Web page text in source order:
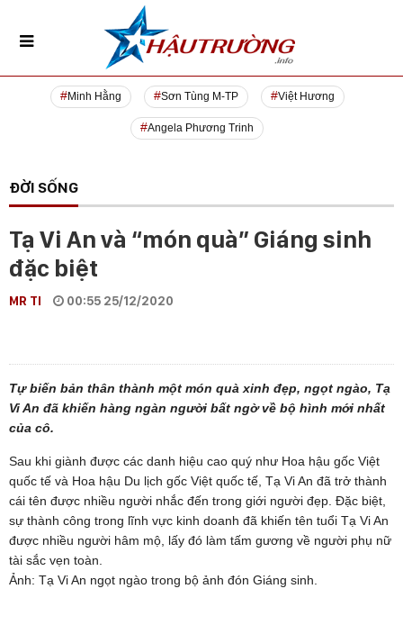
Minh Hằng Sơn Tùng M-TP Việt Hương
Angela Phương Trinh
ĐỜI SỐNG
Tạ Vi An và “món quà” Giáng sinh
đặc biệt
MR TI 00:55 25/12/2020
Tự biến bản thân thành một món quà xinh đẹp, ngọt ngào, Tạ
Vi An đã khiến hàng ngàn người bất ngờ về bộ hình mới nhất
của cô.
Sau khi giành được các danh hiệu cao quý như Hoa hậu gốc Việt
quốc tế và Hoa hậu Du lịch gốc Việt quốc tế, Tạ Vi An đã trở thành
cái tên được nhiều người nhắc đến trong giới người đẹp. Đặc biệt,
sự thành công trong lĩnh vực kinh doanh đã khiến tên tuổi Tạ Vi An
được nhiều người hâm mộ, lấy đó làm tấm gương về người phụ nữ
tài sắc vẹn toàn.
Ảnh: Tạ Vi An ngọt ngào trong bộ ảnh đón Giáng sinh.